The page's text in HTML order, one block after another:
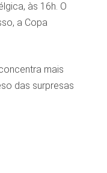
às 16h. O
a Copa
mais
das surpresas